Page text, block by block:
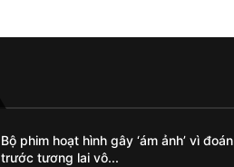
Bộ phim hoạt hình gây ‘ám ảnh’ vì đoán
trước tương lai vô...